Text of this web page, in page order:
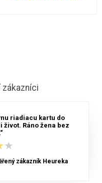
zákazníci
riadiacu kartu do
Ráno žena bez
zákazník Heureka